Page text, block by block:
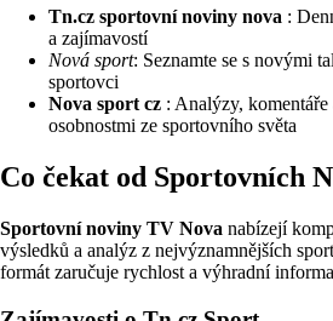
Tn.cz sportovní noviny nova :
a zajímavostí
Nová sport: Seznamte se s novými
sportovci
Nova sport cz : Analýzy,
osobnostmi ze sportovního světa
Co čekat od Sportovních
Sportovní noviny TV Nova nabízejí
výsledků a analýz z nejvýznamnějších
formát zaručuje rychlost a výhradní